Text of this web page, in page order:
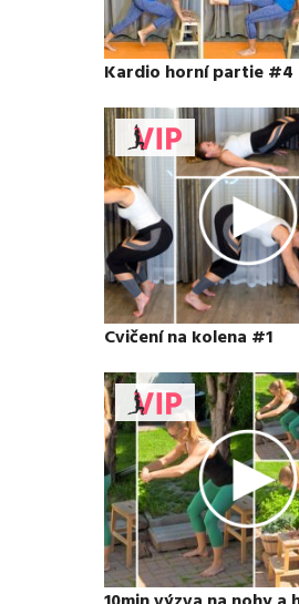
Kardio horní partie #4
Cvičení na kolena #1